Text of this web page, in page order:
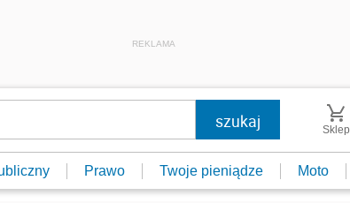
REKLAMA
Sklep
Prawo Twoje pieniądze Moto